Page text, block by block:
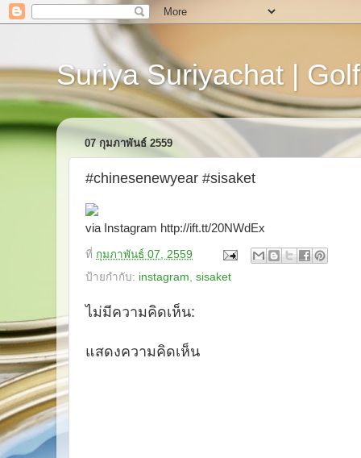
Suriya Suriyachat | Golf
07 กุมภาพันธ์ 2559
#chinesenewyear #sisaket
via Instagram http://ift.tt/20NWdEx
ที่ กุมภาพันธ์ 07, 2559
ป้ายกำกับ: instagram sisaket
ไม่มีความคิดเห็น:
แสดงความคิดเห็น